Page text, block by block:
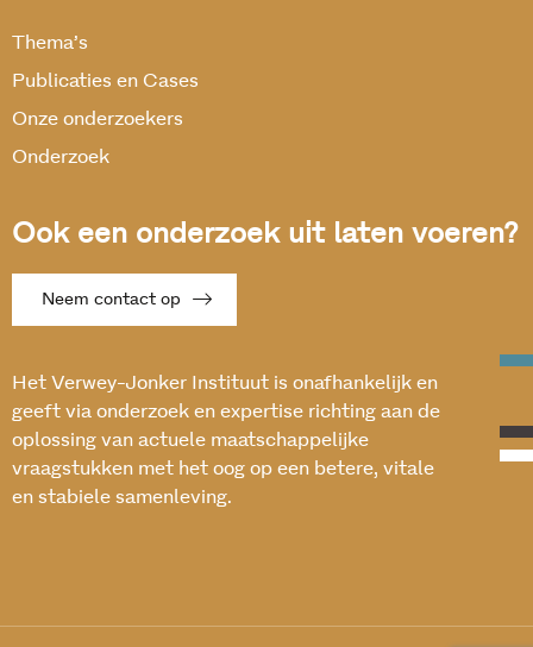
Thema’s
Publicaties en Cases
Onze onderzoekers
Onderzoek
Ook een onderzoek uit laten voeren?
Neem contact op
Het Verwey-Jonker Instituut is onafhankelijk en
geeft via onderzoek en expertise richting aan de
oplossing van actuele maatschappelijke
vraagstukken met het oog op een betere, vitale
en stabiele samenleving.